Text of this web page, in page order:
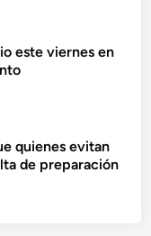
este viernes en
quienes evitan
de preparación